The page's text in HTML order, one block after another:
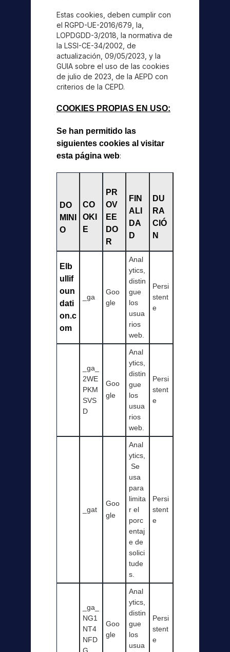
Estas cookies, deben cumplir con
el RGPD-UE-2016/679, la,
LOPDGDD-3/2018, la normativa de
la LSSI-CE-34/2002, de
actualización, 09/05/2023, y la
GUIA sobre el uso de las cookies
de julio de 2023, de la AEPD con
criterios de la CEPD.
COOKIES PROPIAS EN USO:
Se han permitido las
siguientes cookies al visitar
esta página web:
DO
MINI
O
CO
OKI
E
PR
OV
EE
DO
R
FIN
ALI
DA
D
DU
RA
CIÓ
N
Elb
ullif
oun
dati
on.c
om
_ga
Goo
gle
Anal
ytics,
distin
gue
los
usua
rios
web.
Persi
stent
e
_ga_
2WE
PKM
SVS
D
Goo
gle
Anal
ytics,
distin
gue
los
usua
rios
web.
Persi
stent
e
_gat
Goo
gle
Anal
ytics,
Se
usa
para
limita
r el
porc
entaj
e de
solici
tude
s.
Persi
stent
e
_ga_
NG1
NT4
NFD
Goo
gle
Anal
ytics,
distin
gue
los
usua
Persi
stent
e